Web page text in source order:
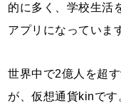
的に多く、学校生活
アプリになっていま
世界中で2億人を超
が、仮想通貨kinで